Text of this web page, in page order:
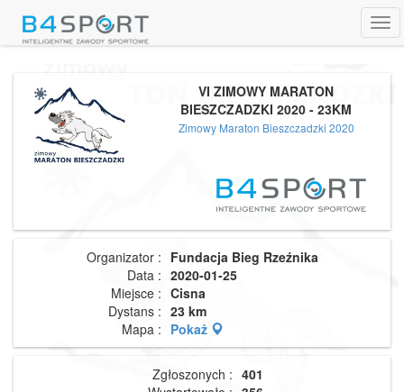
VI ZIMOWY MARATON
BIESZCZADZKI 2020 - 23KM
Zimowy Maraton Bieszczadzki 2020
Organizator : Fundacja Bieg Rzeźnika
Data : 2020-01-25
Miejsce : Cisna
Dystans : 23 km
Mapa : Pokaż
Zgłoszonych : 401